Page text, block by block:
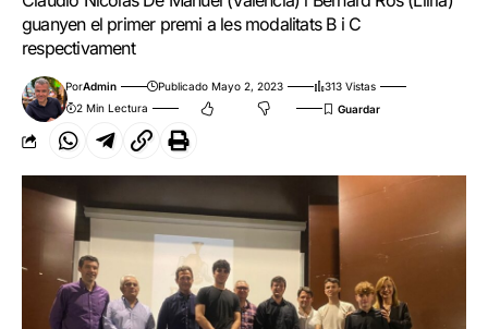
guanyen el primer premi a les modalitats B i C
respectivament
PorAdmin Publicado Mayo 2, 2023
313 Vistas
2 Min Lectura